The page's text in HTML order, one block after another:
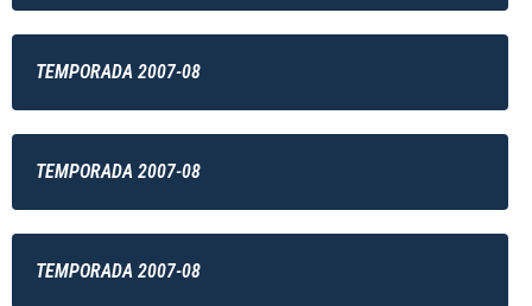
TEMPORADA 2007-08
TEMPORADA 2007-08
TEMPORADA 2007-08